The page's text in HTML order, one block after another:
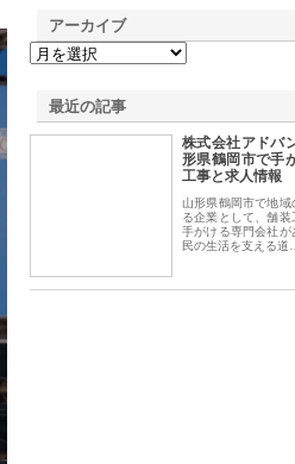
アーカイブ
最近の記事
株式会社アドバ
形県鶴岡市で手
工事と求人情報
山形県鶴岡市で地域
る企業として、舗装
手がける専門会社が
民の生活を支える道…